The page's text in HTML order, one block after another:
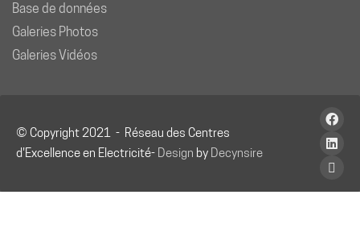
Base de données
Galeries Photos
Galeries Vidéos
© Copyright 2021 - Réseau des Centres
d'Excellence en Electricité- Design by Decynsire